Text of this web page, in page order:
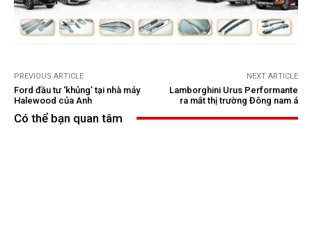
PREVIOUS ARTICLE
Ford đầu tư ‘khủng’ tại nhà máy
Halewood của Anh
NEXT ARTICLE
Lamborghini Urus Performante
ra mắt thị trường Đông nam á
Có thể bạn quan tâm